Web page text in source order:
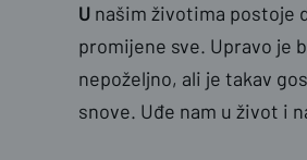
U našim životima postoje
promijene sve. Upravo je
nepoželjno, ali je takav
snove. Uđe nam u život i